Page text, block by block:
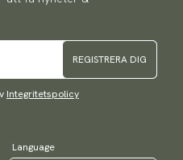
REGISTRERA DIG
Integritetspolicy
Language